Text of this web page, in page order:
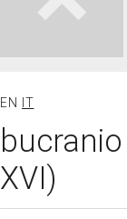
EN IT
XVI)